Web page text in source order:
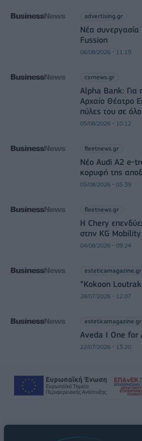
advertising.gr
Νέα
Fussion
06/08/2026 - 11:19
csrnews.gr
Alpha Bank: Για
Αρχαίο Θέατρο
πύλες του σε
05/08/2026 - 10:12
fleetnews.gr
Νέο Audi A2 e-
κορυφή της
05/08/2026 - 05:39
fleetnews.gr
Η Chery
στην KG Mobility
04/08/2026 - 09:24
esteticamagazine.gr
“Kokoon
28/07/2026 - 12:07
esteticamagazine.gr
Aveda I One for
22/07/2026 - 13:20